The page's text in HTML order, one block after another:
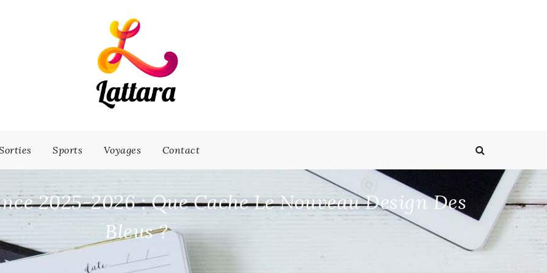
Sports Voyages Contact
2025-2026 : Que Cache Le Nouveau Design Des
Bleus ?